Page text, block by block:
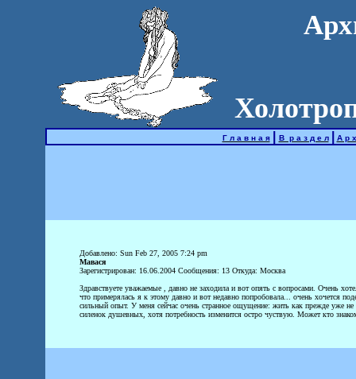
Г л а в н а я В р а з д е л А р
Добавлено: Sun Feb 27, 2005 7:24 pm
Мавася
Зарегистрирован: 16.06.2004 Сообщения: 13 Откуда: Москва
Здравствуете уважаемые , давно не заходила и вот опять с вопросами. Очень
что примерялась я к этому давно и вот недавно попробовала... очень хочется
сильный опыт. У меня сейчас очень странное ощущение: жить как прежде уже не
силенок душевных, хотя потребность изменится остро чуствую. Может кто